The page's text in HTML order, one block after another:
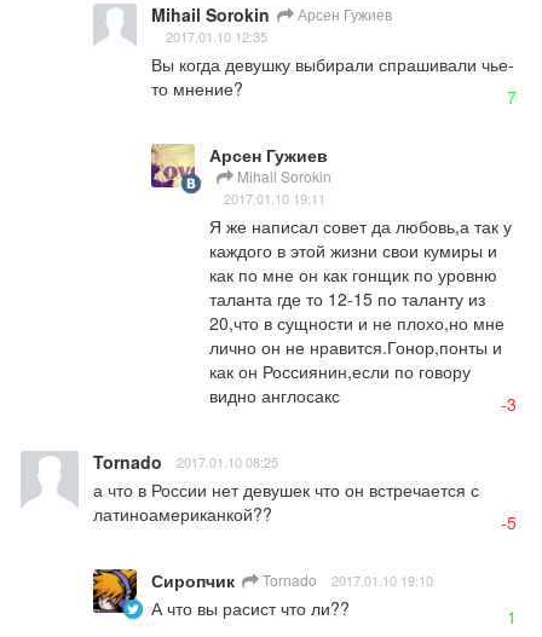
Mihail Sorokin Арсен Гужиев
2017.01.10 12:35
Вы когда девушку выбирали спрашивали чье-
то мнение?
7
Арсен Гужиев
Mihail Sorokin
2017.01.10 19:11
Я же написал совет да любовь,а так у
каждого в этой жизни свои кумиры и
как по мне он как гонщик по уровню
таланта где то 12-15 по таланту из
20,что в сущности и не плохо,но мне
лично он не нравится.Гонор,понты и
как он Россиянин,если по говору
видно англосакс
-3
Tornado 2017.01.10 08:25
а что в России нет девушек что он встречается с
латиноамериканкой??
-5
Сиропчик Tornado 2017.01.10 19:10
А что вы расист что ли?? 1